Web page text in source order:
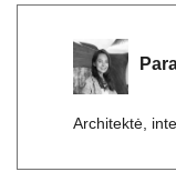
Architektė,